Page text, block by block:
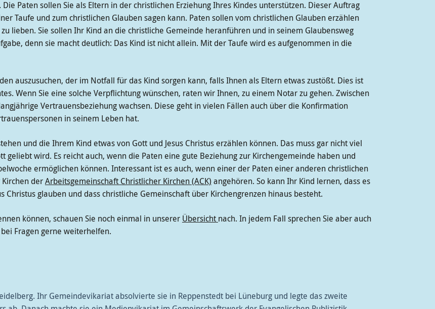
Paten sollen Sie als Eltern in der christlichen Erziehung Ihres Kindes unterstützen. Dieser Auftrag
Taufe und zum christlichen Glauben sagen kann. Paten sollen vom christlichen Glauben erzählen
lieben. Sie sollen Ihr Kind an die christliche Gemeinde heranführen und in seinem Glaubensweg
denn sie macht deutlich: Das Kind ist nicht allein. Mit der Taufe wird es aufgenommen in die
auszusuchen, der im Notfall für das Kind sorgen kann, falls Ihnen als Eltern etwas zustößt. Dies ist
Wenn Sie eine solche Verpflichtung wünschen, raten wir Ihnen, zu einem Notar zu gehen. Zwischen
Vertrauensbeziehung wachsen. Diese geht in vielen Fällen auch über die Konfirmation
in seinem Leben hat.
und die Ihrem Kind etwas von Gott und Jesus Christus erzählen können. Das muss gar nicht viel
geliebt wird. Es reicht auch, wenn die Paten eine gute Beziehung zur Kirchengemeinde haben und
ermöglichen können. Interessant ist es auch, wenn einer der Paten einer anderen christlichen
der Arbeitsgemeinschaft Christlicher Kirchen (ACK) angehören. So kann Ihr Kind lernen, dass es
Christus glauben und dass christliche Gemeinschaft über Kirchengrenzen hinaus besteht.
können, schauen Sie noch einmal in unserer Übersicht nach. In jedem Fall sprechen Sie aber auch
Fragen gerne weiterhelfen.
Ihr Gemeindevikariat absolvierte sie in Reppenstedt bei Lüneburg und legte das zweite